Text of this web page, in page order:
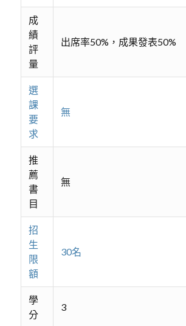
成
績
評
量
出席率50%，成果發表50%
選
課
要
求
無
推
薦
書
目
無
招
生
限
額
30名
學
分
3